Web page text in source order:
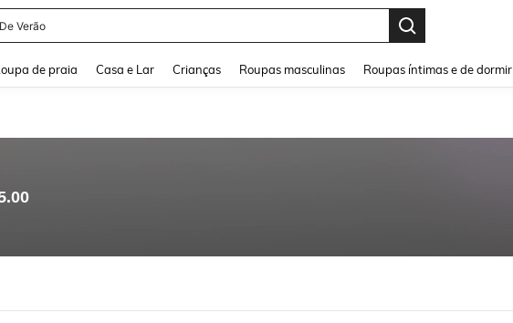
Verão
de praia Casa e Lar Crianças Roupas masculinas Roupas íntimas e de dormir